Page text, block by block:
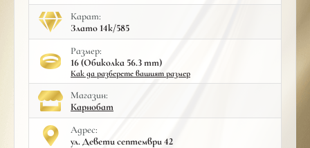
Карат:
Злато 14к/585
Размер:
16 (Обиколка 56.3 mm)
Как да разберете вашият размер
Mагазин:
Карнобат
Адрес:
ул. Девети септември 42